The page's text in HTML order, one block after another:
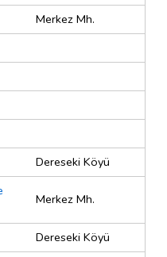
Merkez Mh.
Dereseki Köyü
Merkez Mh.
Dereseki Köyü